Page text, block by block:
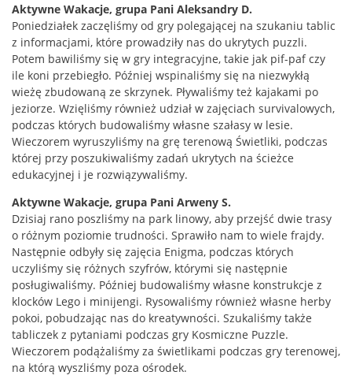
Aktywne Wakacje, grupa Pani Aleksandry D.
Poniedziałek zaczęliśmy od gry polegającej na szukaniu tablic
z informacjami, które prowadziły nas do ukrytych puzzli.
Potem bawiliśmy się w gry integracyjne, takie jak pif-paf czy
ile koni przebiegło. Później wspinaliśmy się na niezwykłą
wieżę zbudowaną ze skrzynek. Pływaliśmy też kajakami po
jeziorze. Wzięliśmy również udział w zajęciach survivalowych,
podczas których budowaliśmy własne szałasy w lesie.
Wieczorem wyruszyliśmy na grę terenową Świetliki, podczas
której przy poszukiwaliśmy zadań ukrytych na ścieżce
edukacyjnej i je rozwiązywaliśmy.
Aktywne Wakacje, grupa Pani Arweny S.
Dzisiaj rano poszliśmy na park linowy, aby przejść dwie trasy
o różnym poziomie trudności. Sprawiło nam to wiele frajdy.
Następnie odbyły się zajęcia Enigma, podczas których
uczyliśmy się różnych szyfrów, którymi się następnie
posługiwaliśmy. Później budowaliśmy własne konstrukcje z
klocków Lego i minijengi. Rysowaliśmy również własne herby
pokoi, pobudzając nas do kreatywności. Szukaliśmy także
tabliczek z pytaniami podczas gry Kosmiczne Puzzle.
Wieczorem podążaliśmy za świetlikami podczas gry terenowej,
na którą wyszliśmy poza ośrodek.